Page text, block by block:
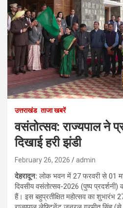
उत्तराखंड ताजा खबरें
वसंतोत्सव: राज्यपाल ने
दिखाई हरी झंडी
February 26, 2026 admin
देहरादून:लोक भवन में 27 फरवरी से 01
दिवसीय वसंतोत्सव-2026 (पुष्प प्रदर्शनी)
हैं। इस बहुप्रतीक्षित महोत्सव का शुभारंभ